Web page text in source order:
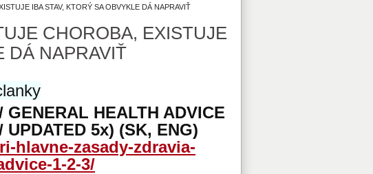
IBA STAV, KTORÝ SA OBVYKLE DÁ NAPRAVIŤ
CHOROBA, EXISTUJE
DÁ NAPRAVIŤ
HEALTH ADVICE
5x) (SK, ENG)
hlavne-zasady-zdravia-
1-2-3/